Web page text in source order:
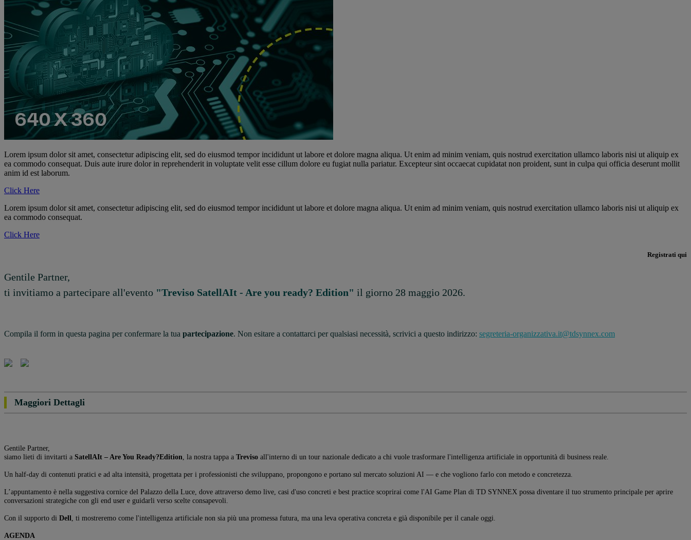
Lorem ipsum dolor sit amet, consectetur adipiscing elit, sed do eiusmod tempor incididunt ut labore et dolore magna aliqua. Ut enim ad minim veniam, quis nostrud exercitation ullamco laboris nisi ut aliquip ex
ea commodo consequat. Duis aute irure dolor in reprehenderit in voluptate velit esse cillum dolore eu fugiat nulla pariatur. Excepteur sint occaecat cupidatat non proident, sunt in culpa qui officia deserunt mollit
anim id est laborum.
Click Here
Lorem ipsum dolor sit amet, consectetur adipiscing elit, sed do eiusmod tempor incididunt ut labore et dolore magna aliqua. Ut enim ad minim veniam, quis nostrud exercitation ullamco laboris nisi ut aliquip ex
ea commodo consequat.
Click Here
Registrati qui
Gentile Partner,
ti invitiamo a partecipare all'evento "Treviso SatellAIt - Are you ready? Edition" il giorno 28 maggio 2026.
Compila il form in questa pagina per confermare la tua partecipazione. Non esitare a contattarci per qualsiasi necessità, scrivici a questo indirizzo: segreteria-organizzativa.it@tdsynnex.com
Maggiori Dettagli
Gentile Partner,
siamo lieti di invitarti a SatellAIt – Are You Ready?Edition , la nostra tappa a Treviso all'interno di un tour nazionale dedicato a chi vuole trasformare l'intelligenza artificiale in opportunità di business reale.
Un half-day di contenuti pratici e ad alta intensità, progettata per i professionisti che sviluppano, propongono e portano sul mercato soluzioni AI — e che vogliono farlo con metodo e concretezza.
L’appuntamento è nella suggestiva cornice del Palazzo della Luce, dove attraverso demo live, casi d'uso concreti e best practice scoprirai come l'AI Game Plan di TD SYNNEX possa diventare il tuo strumento principale per aprire
conversazioni strategiche con gli end user e guidarli verso scelte consapevoli.
Con il supporto di Dell , ti mostreremo come l'intelligenza artificiale non sia più una promessa futura, ma una leva operativa concreta e già disponibile per il canale oggi.
AGENDA